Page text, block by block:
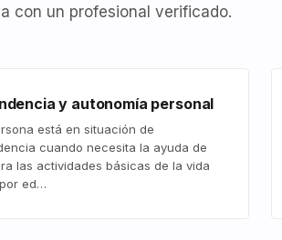
con un profesional verificado.
y autonomía personal
está en situación de
cuando necesita la ayuda de
las actividades básicas de la vida
ed…